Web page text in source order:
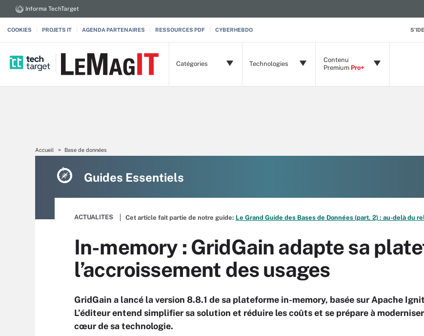
Informa TechTarget
COOKIES PROJETS IT AGENDA PARTENAIRES RESSOURCES PDF CYBERHEBDO
Catégories Technologies
Contenu
Premium Pro+
Accueil Base de données
Guides Essentiels
ACTUALITES Cet article fait partie de notre guide: Le Grand Guide des Bases de Données (part. 2) : au-delà du
In-memory : GridGain adapte sa
l’accroissement des usages
GridGain a lancé la version 8.8.1 de sa plateforme in-memory, basée sur Apache
L’éditeur entend simplifier sa solution et réduire les coûts et se prépare à
cœur de sa technologie.